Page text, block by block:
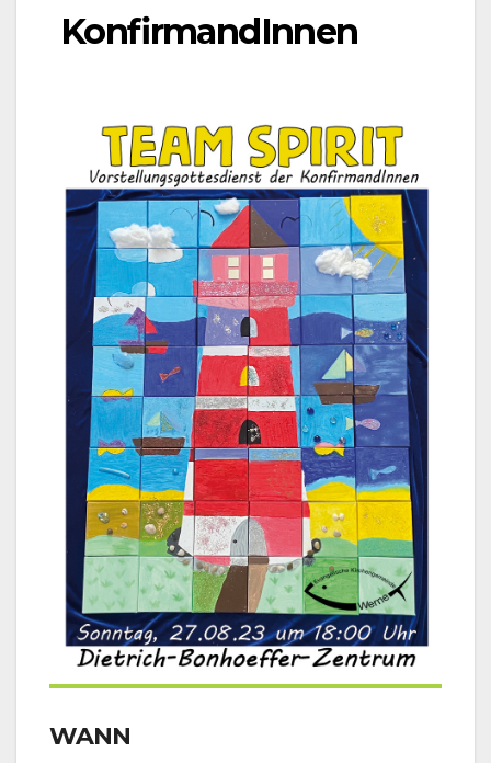
KonfirmandInnen
WANN